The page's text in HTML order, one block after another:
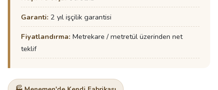
Garanti: 2 yıl işçilik garantisi
Fiyatlandırma: Metrekare / metretül üzerinden net
teklif